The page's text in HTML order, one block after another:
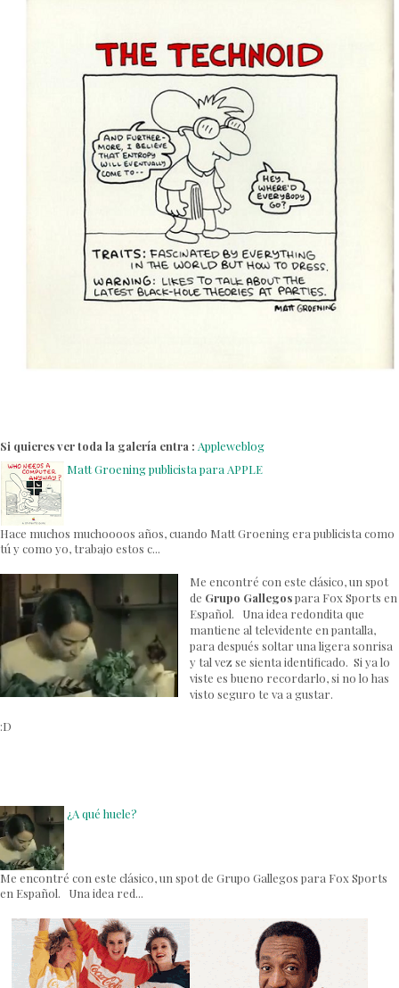
Si quieres ver toda la galería entra : Appleweblog
Matt Groening publicista para APPLE
Hace muchos muchoooos años, cuando Matt Groening era publicista como
tú y como yo, trabajo estos c...
Me encontré con este clásico, un spot
de Grupo Gallegospara Fox Sports en
Español. Una idea redondita que
mantiene al televidente en pantalla,
para después soltar una ligera sonrisa
y tal vez se sienta identificado. Si ya lo
viste es bueno recordarlo, si no lo has
visto seguro te va a gustar.
:D
¿A qué huele?
Me encontré con este clásico, un spot de Grupo Gallegos para Fox Sports
en Español. Una idea red...